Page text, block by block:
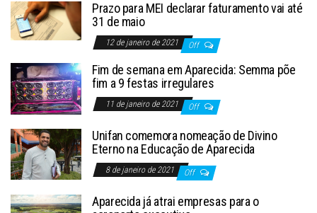
Prazo para MEI declarar faturamento vai até
31 de maio
12 de janeiro de 2021 Off
Fim de semana em Aparecida: Semma põe
fim a 9 festas irregulares
11 de janeiro de 2021 Off
Unifan comemora nomeação de Divino
Eterno na Educação de Aparecida
8 de janeiro de 2021 Off
Aparecida já atrai empresas para o